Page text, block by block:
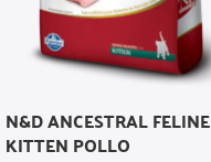
N&D ANCESTRAL FELINE
KITTEN POLLO